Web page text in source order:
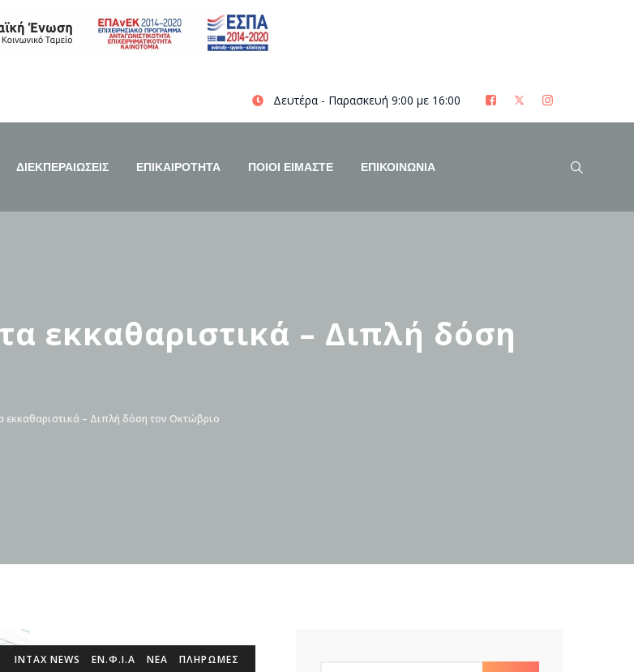
Δευτέρα - Παρασκευή 9:00 με 16:00
ΔΙΕΚΠΕΡΑΙΩΣΕΙΣ ΕΠΙΚΑΙΡΟΤΗΤΑ ΠΟΙΟΊ ΕΊΜΑΣΤΕ ΕΠΙΚΟΙΝΩΝΙΑ
εκκαθαριστικά – Διπλή δόση
εκκαθαριστικά – Διπλή δόση τον Οκτώβριο
INTAX NEWS ΕΝ.Φ.Ι.Α ΝΕΑ ΠΛΗΡΩΜΕΣ